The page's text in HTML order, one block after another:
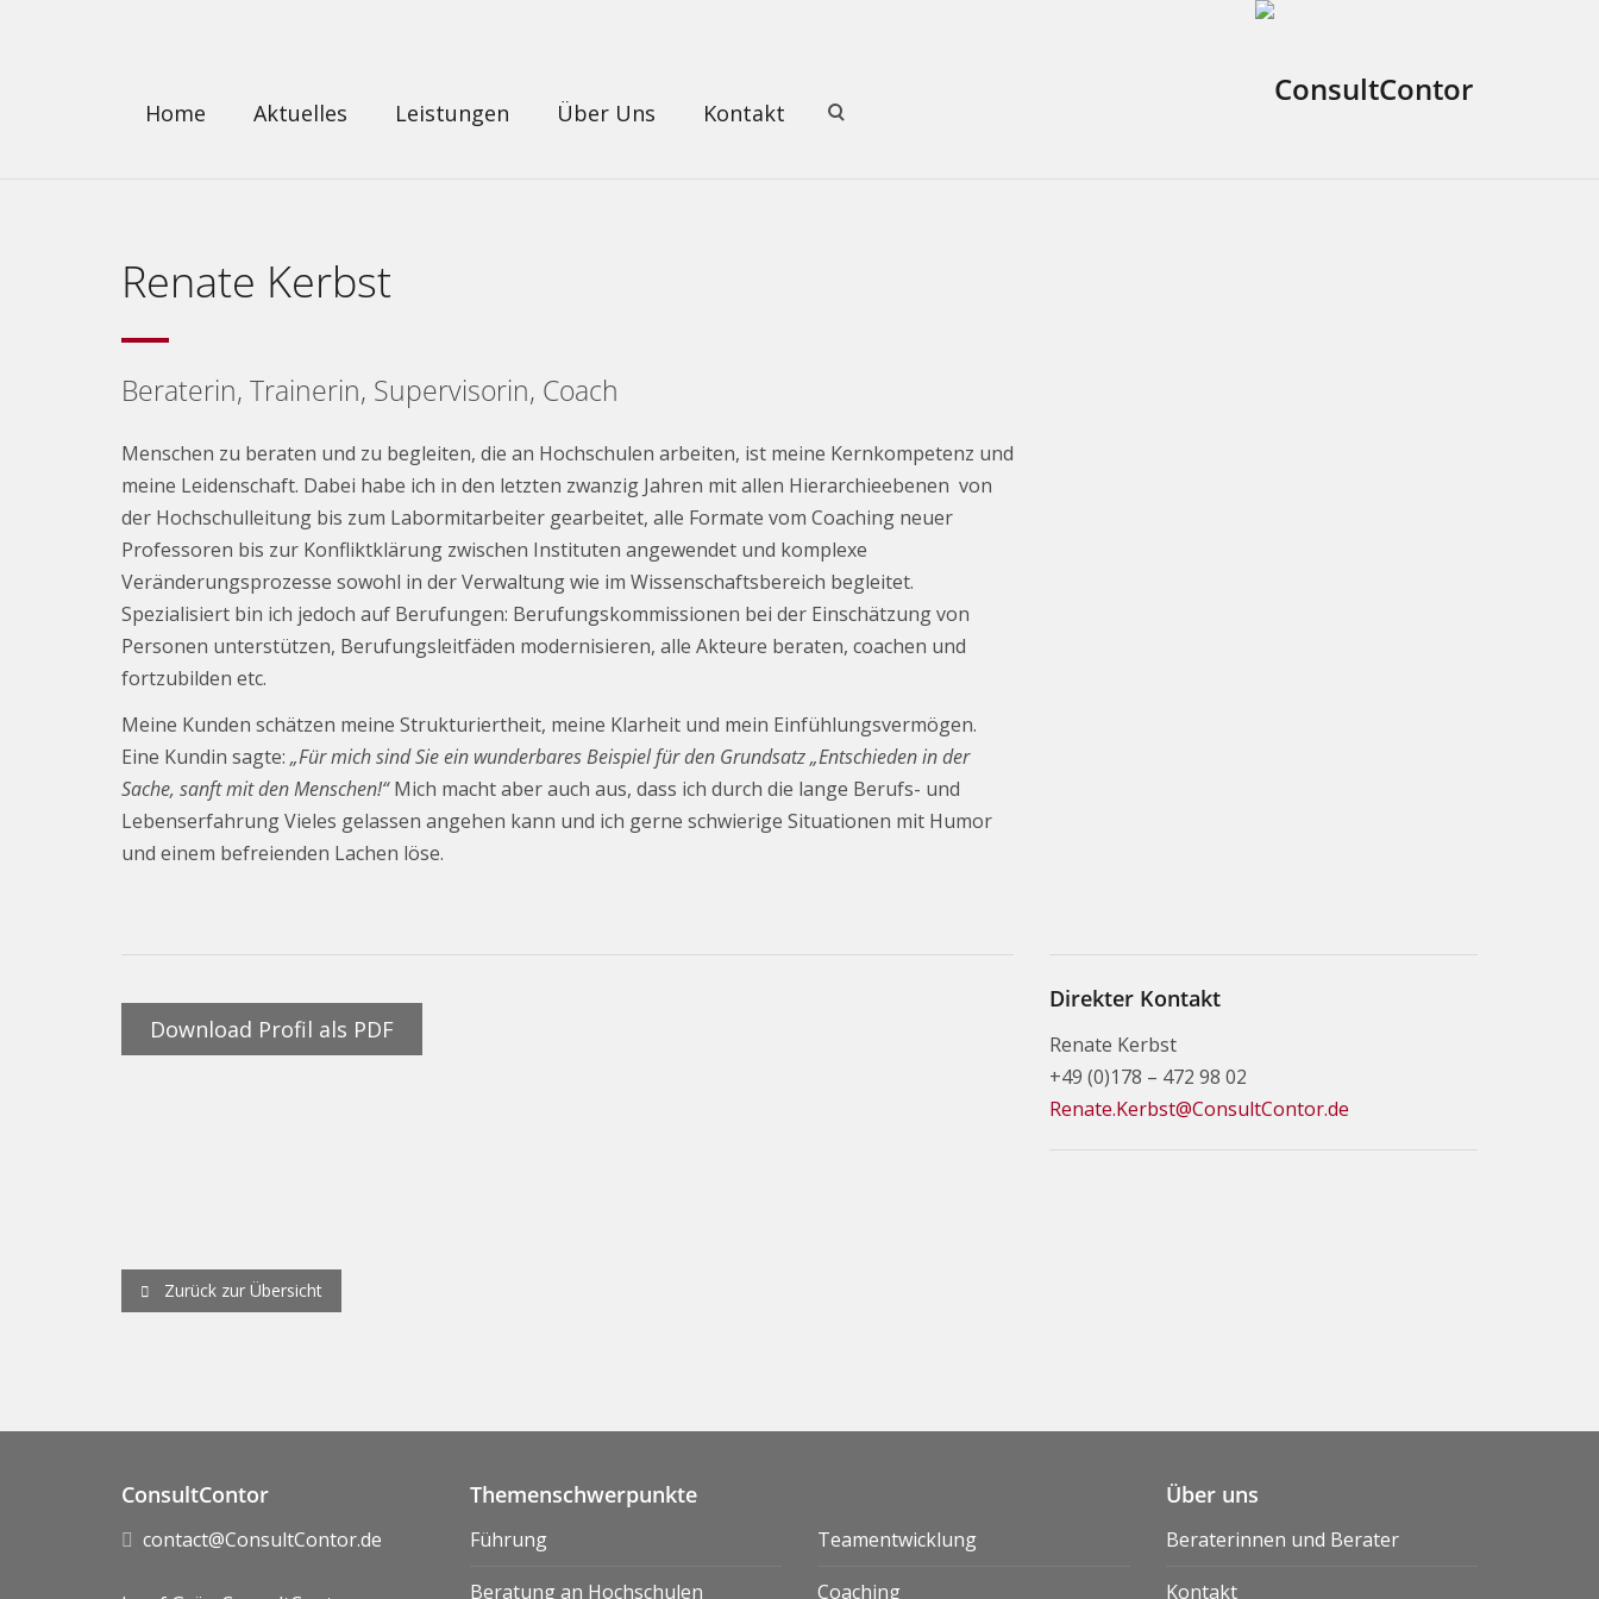
Home Aktuelles Leistungen Über Uns Kontakt
Renate Kerbst
Beraterin, Trainerin, Supervisorin, Coach
Menschen zu beraten und zu begleiten, die an Hochschulen arbeiten, ist meine Kernkompetenz und
meine Leidenschaft. Dabei habe ich in den letzten zwanzig Jahren mit allen Hierarchieebenen von
der Hochschulleitung bis zum Labormitarbeiter gearbeitet, alle Formate vom Coaching neuer
Professoren bis zur Konfliktklärung zwischen Instituten angewendet und komplexe
Veränderungsprozesse sowohl in der Verwaltung wie im Wissenschaftsbereich begleitet.
Spezialisiert bin ich jedoch auf Berufungen: Berufungskommissionen bei der Einschätzung von
Personen unterstützen, Berufungsleitfäden modernisieren, alle Akteure beraten, coachen und
fortzubilden etc.
Meine Kunden schätzen meine Strukturiertheit, meine Klarheit und mein Einfühlungsvermögen.
Eine Kundin sagte: „Für mich sind Sie ein wunderbares Beispiel für den Grundsatz„Entschieden in der
Sache, sanft mit den Menschen!“Mich macht aber auch aus, dass ich durch die lange Berufs- und
Lebenserfahrung Vieles gelassen angehen kann und ich gerne schwierige Situationen mit Humor
und einem befreienden Lachen löse.
Download Profil als PDF
Direkter Kontakt
Renate Kerbst
+49 (0)178 – 472 98 02
Renate.Kerbst@ConsultContor.de
Zurück zur Übersicht
ConsultContor
contact@ConsultContor.de
Themenschwerpunkte
Führung
Beratung an Hochschulen
Teamentwicklung
Coaching
Über uns
Beraterinnen und Berater
Kontakt